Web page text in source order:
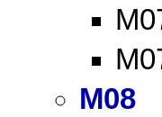
M08